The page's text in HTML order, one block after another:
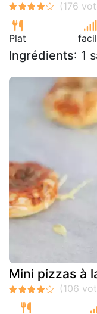
Plat
Ingrédients: 1
Mini pizzas à